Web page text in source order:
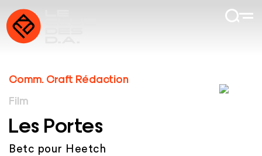
Comm. Craft Rédaction
Film
Les Portes
Betc pour Heetch